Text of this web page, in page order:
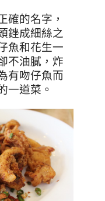
確的名字，
銼成細絲之
魚和花生一
不油膩，炸
有吻仔魚而
一道菜。